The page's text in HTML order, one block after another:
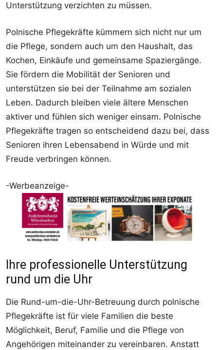
Unterstützung verzichten zu müssen.
Polnische Pflegekräfte kümmern sich nicht nur um
die Pflege, sondern auch um den Haushalt, das
Kochen, Einkäufe und gemeinsame Spaziergänge.
Sie fördern die Mobilität der Senioren und
unterstützen sie bei der Teilnahme am sozialen
Leben. Dadurch bleiben viele ältere Menschen
aktiver und fühlen sich weniger einsam. Polnische
Pflegekräfte tragen so entscheidend dazu bei, dass
Senioren ihren Lebensabend in Würde und mit
Freude verbringen können.
-Werbeanzeige-
Ihre professionelle Unterstützung
rund um die Uhr
Die Rund-um-die-Uhr-Betreuung durch polnische
Pflegekräfte ist für viele Familien die beste
Möglichkeit, Beruf, Familie und die Pflege von
Angehörigen miteinander zu vereinbaren. Anstatt